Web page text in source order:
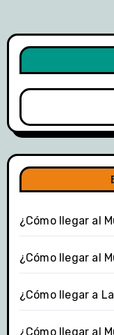
¿Cómo llegar al
¿Cómo llegar al
¿Cómo llegar a
¿Cómo llegar al